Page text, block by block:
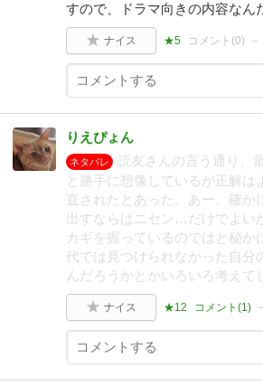
すので、ドラマ向きの内容なん
ナイス ★5 コメント(0)
りえぴょん
ネタバレ
読友さんの言う通り、
と勝手に想像しているが正解
直されたとあった。あー、確
出すならばニセン…だけでよい
カギを握っているのではと秘
代では見つけられなかった自分
んだろうかとかいろいろ考えて
ナイス ★12 コメント(1)